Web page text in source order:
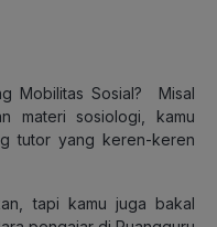
Mobilitas Sosial? Misal
materi sosiologi, kamu
tutor yang keren-keren
tapi kamu juga bakal